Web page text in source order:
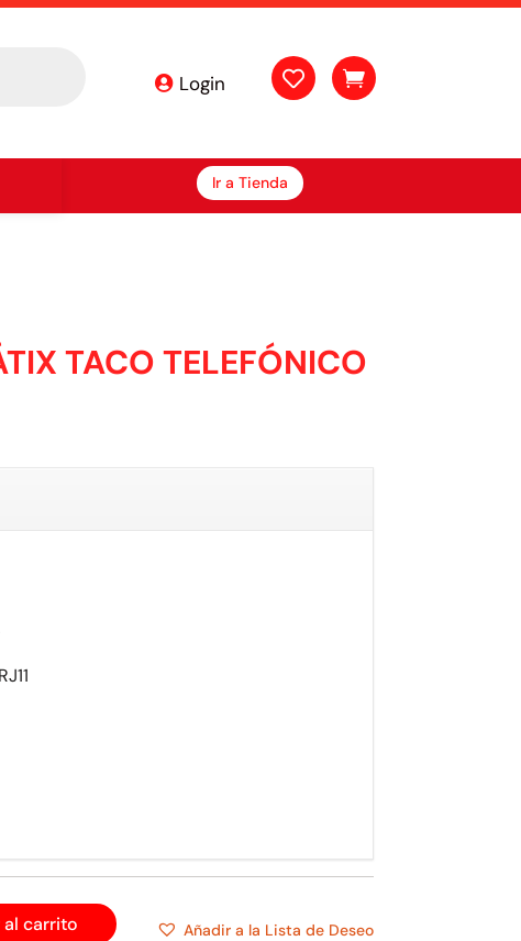
Login  
Ir a Tienda
TACO TELEFÓNICO
RJ11
al carrito Añadir a la Lista de Deseo